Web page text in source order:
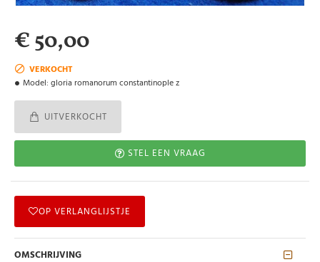
VERKOCHT
Model: gloria romanorum constantinople z
€ 50,00
UITVERKOCHT
STEL EEN VRAAG
OP VERLANGLIJSTJE
OMSCHRIJVING